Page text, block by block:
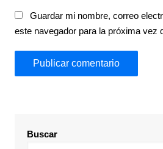
Guardar mi nombre, correo
este navegador para la próxima vez
Buscar